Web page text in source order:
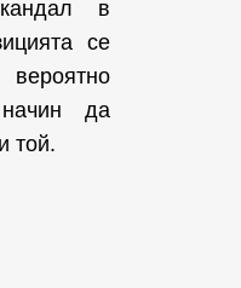
в
се
да
той.